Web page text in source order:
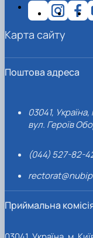
Поштова адреса
03041, Україна,
вул. Героїв
(044) 527-82-
Приймальна
Карта сайту